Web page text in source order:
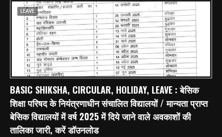
LEAVE
BASIC SHIKSHA, CIRCULAR, HOLIDAY, LEAVE : बेसिक
शिक्षा परिषद के नियंत्रणाधीन संचालित विद्यालयों / मान्यता प्राप्त
बेसिक विद्यालयों में वर्ष 2025 में दिये जाने वाले अवकाशों की
तालिका जारी, करें डॉउनलोड